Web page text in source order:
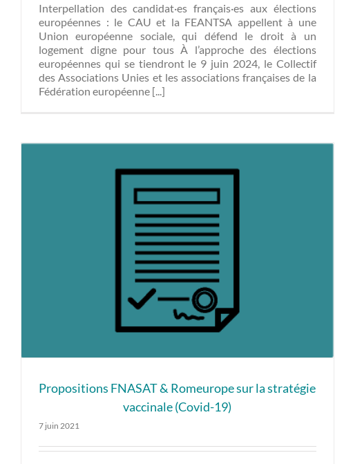
Interpellation des candidat·es français·es aux élections
européennes : le CAU et la FEANTSA appellent à une
Union européenne sociale, qui défend le droit à un
logement digne pour tous À l’approche des élections
européennes qui se tiendront le 9 juin 2024, le Collectif
des Associations Unies et les associations françaises de la
Fédération européenne [...]
Propositions FNASAT & Romeurope sur la stratégie
vaccinale (Covid-19)
7 juin 2021